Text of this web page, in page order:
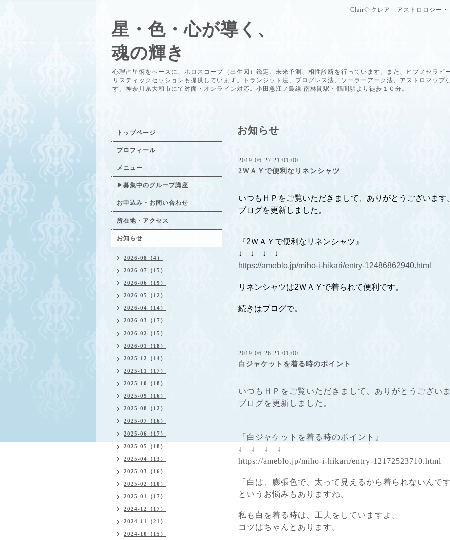
Clair◇クレア アストロロジー・
星・色・心が導く、
魂の輝き
心理占星術をベースに、ホロスコープ（出生図）鑑定、未来予測、相性診断を行っています。また、ヒプノセラピ
リスティックセッションも提供しています。トランジット法、プログレス法、ソーラーアーク法、アストロマップ
す。神奈川県大和市にて対面・オンライン対応。小田急江ノ島線 南林間駅・鶴間駅より徒歩１０分。
お知らせ
2019-06-27 21:01:00
2ＷＡＹで便利なリネンシャツ
いつもＨＰをご覧いただきまして、ありがとうございます
ブログを更新しました。
『2ＷＡＹで便利なリネンシャツ』
↓ ↓ ↓ ↓
https://ameblo.jp/miho-i-hikari/entry-12486862940.html
リネンシャツは2ＷＡＹで着られて便利です。
続きはブログで。
2019-06-26 21:01:00
白ジャケットを着る時のポイント
いつもＨＰをご覧いただきまして、ありがとうござい
ブログを更新しました。
『白ジャケットを着る時のポイント』
↓ ↓ ↓ ↓
https://ameblo.jp/miho-i-hikari/entry-12172523710.html
「白は、膨張色で、太って見えるから着られないんで
というお悩みもありますね。
私も白を着る時は、工夫をしていますよ。
コツはちゃんとあります。
トップページ
プロフィール
メニュー
▶募集中のグループ講座
お申込み・お問い合わせ
所在地・アクセス
お知らせ
2026-08（4）
2026-07（15）
2026-06（19）
2026-05（12）
2026-04（14）
2026-03（17）
2026-02（15）
2026-01（18）
2025-12（14）
2025-11（17）
2025-10（18）
2025-09（16）
2025-08（12）
2025-07（16）
2025-06（17）
2025-05（18）
2025-04（13）
2025-03（16）
2025-02（10）
2025-01（17）
2024-12（17）
2024-11（21）
2024-10（15）